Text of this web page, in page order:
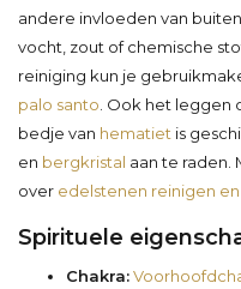
andere invloeden van
vocht, zout of chemische
reiniging kun je
palo santo . Ook het leggen
bedje van hematiet is
en bergkristal aan te raden.
over edelstenen reinigen
Spirituele
Chakra: